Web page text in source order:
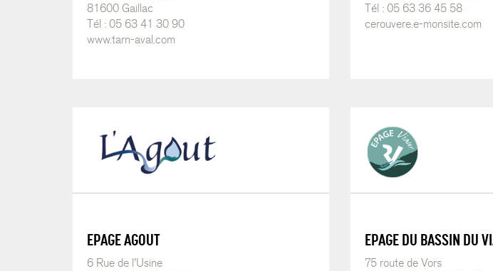
81600 Gaillac
Tél : 05 63 41 30 90
www.tarn-aval.com
Tél : 05 63 36 45 58
cerouvere.e-monsite.com
EPAGE AGOUT
6 Rue de l'Usine
EPAGE DU BASSIN DU
75 route de Vors